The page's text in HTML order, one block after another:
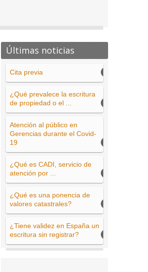
Últimas noticias
Cita previa
¿Qué prevalece la escritura
de propiedad o el ...
Atención al público en
Gerencias durante el Covid-
19
¿Qué es CADI, servicio de
atención por ...
¿Qué es una ponencia de
valores catastrales?
¿Tiene validez en España un
escritura sin registrar?